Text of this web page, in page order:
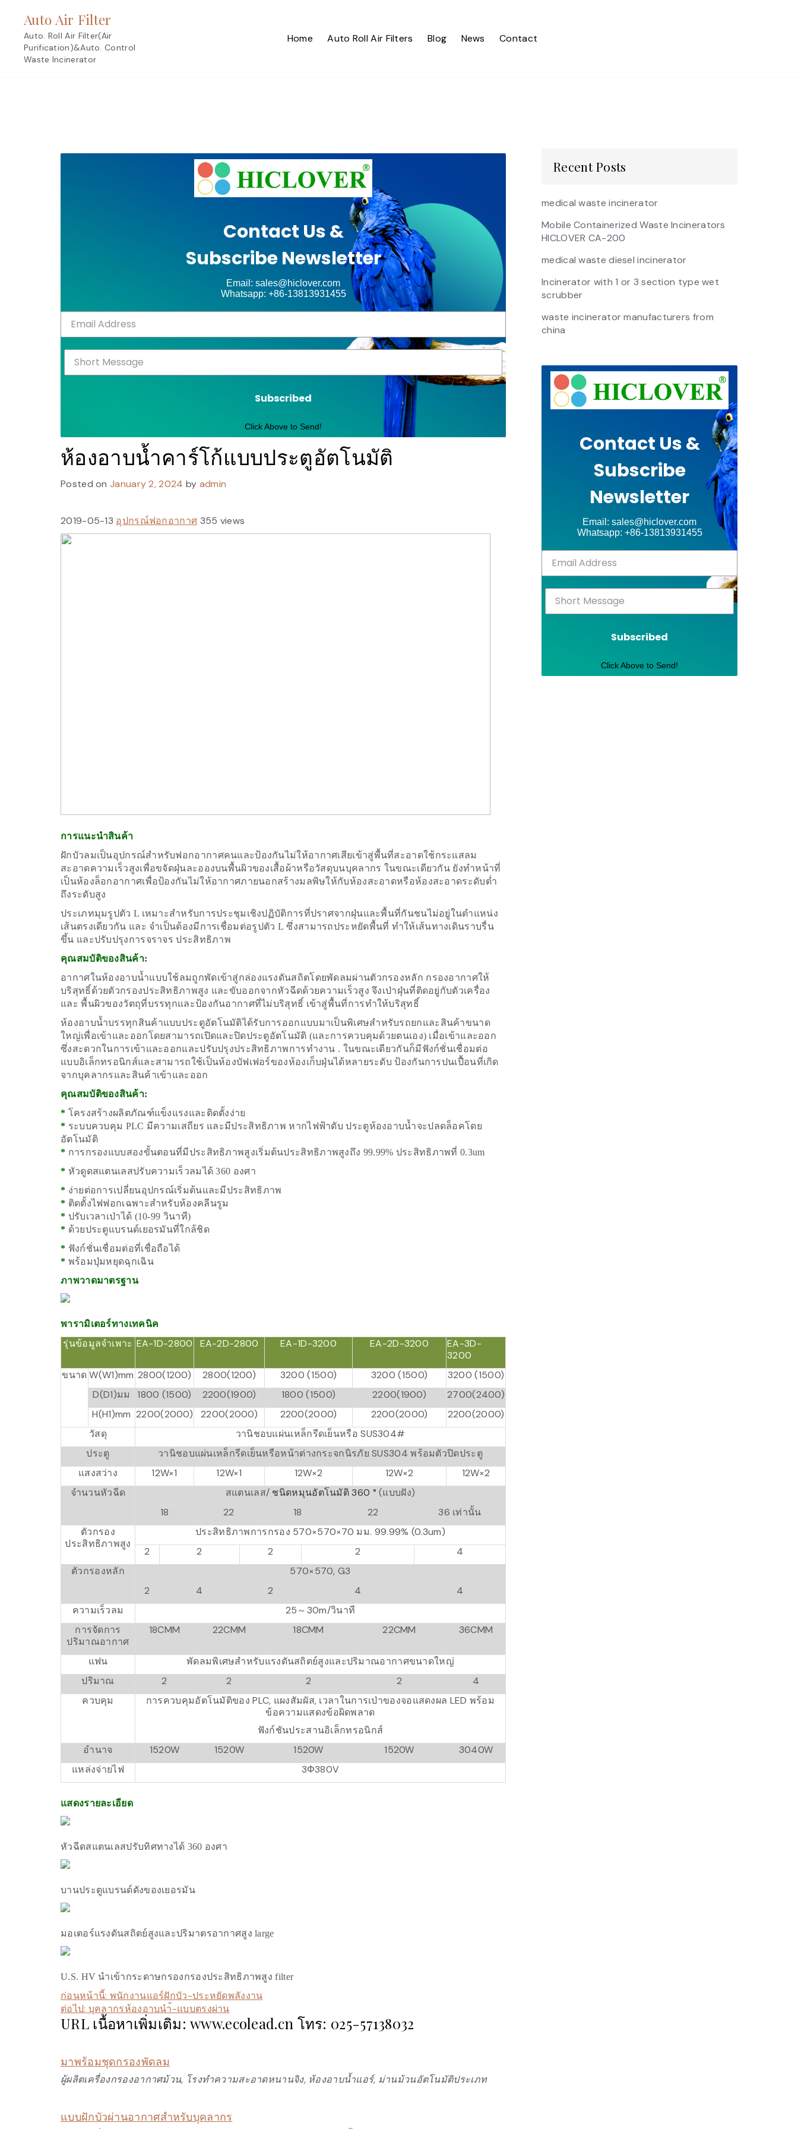
content
Auto Air Filter
Auto. Roll Air Filter(Air
Purification)&Auto. Control
Waste Incinerator
Home Auto Roll Air Filters Blog News Contact
Contact Us &
Subscribe Newsletter
Email: sales@hiclover.com
Whatsapp: +86-13813931455
Subscribed
Click Above to Send!
ห้องอาบน้ำคาร์โก้แบบประตูอัตโนมัติ
Posted onJanuary 2, 2024 by admin
2019-05-13 อุปกรณ์ฟอกอากาศ 355 views
การแนะนำสินค้า
ฝักบัวลมเป็นอุปกรณ์สำหรับฟอกอากาศคนและป้องกันไม่ให้อากาศเสียเข้าสู่พื้นที่สะอาดใช้กระแสลม
สะอาดความเร็วสูงเพื่อขจัดฝุ่นละอองบนพื้นผิวของเสื้อผ้าหรือวัสดุบนบุคลากร ในขณะเดียวกัน ยังทำหน้าที่
เป็นห้องล็อกอากาศเพื่อป้องกันไม่ให้อากาศภายนอกสร้างมลพิษให้กับห้องสะอาดหรือห้องสะอาดระดับต่ำ
ถึงระดับสูง
ประเภทมุมรูปตัว L เหมาะสำหรับการประชุมเชิงปฏิบัติการที่ปราศจากฝุ่นและพื้นที่กันชนไม่อยู่ในตำแหน่ง
เส้นตรงเดียวกัน และ จำเป็นต้องมีการเชื่อมต่อรูปตัว L ซึ่งสามารถประหยัดพื้นที่ ทำให้เส้นทางเดินราบรื่น
ขึ้น และปรับปรุงการจราจร ประสิทธิภาพ
คุณสมบัติของสินค้า:
อากาศในห้องอาบน้ำแบบใช้ลมถูกพัดเข้าสู่กล่องแรงดันสถิตโดยพัดลมผ่านตัวกรองหลัก กรองอากาศให้
บริสุทธิ์ด้วยตัวกรองประสิทธิภาพสูง และขับออกจากหัวฉีดด้วยความเร็วสูง จึงเป่าฝุ่นที่ติดอยู่กับตัวเครื่อง
และ พื้นผิวของวัตถุที่บรรทุกและป้องกันอากาศที่ไม่บริสุทธิ์ เข้าสู่พื้นที่การทำให้บริสุทธิ์
ห้องอาบน้ำบรรทุกสินค้าแบบประตูอัตโนมัติได้รับการออกแบบมาเป็นพิเศษสำหรับรถยกและสินค้าขนาด
ใหญ่เพื่อเข้าและออกโดยสามารถเปิดและปิดประตูอัตโนมัติ (และการควบคุมด้วยตนเอง) เมื่อเข้าและออก
ซึ่งสะดวกในการเข้าและออกและปรับปรุงประสิทธิภาพการทำงาน . ในขณะเดียวกันก็มีฟังก์ชั่นเชื่อมต่อ
แบบอิเล็กทรอนิกส์และสามารถใช้เป็นห้องบัฟเฟอร์ของห้องเก็บฝุ่นได้หลายระดับ ป้องกันการปนเปื้อนที่เกิด
จากบุคลากรและสินค้าเข้าและออก
คุณสมบัติของสินค้า:
* โครงสร้างผลิตภัณฑ์แข็งแรงและติดตั้งง่าย
* ระบบควบคุม PLC มีความเสถียร และมีประสิทธิภาพ หากไฟฟ้าดับ ประตูห้องอาบน้ำจะปลดล็อคโดย
อัตโนมัติ
* การกรองแบบสองขั้นตอนที่มีประสิทธิภาพสูงเริ่มต้นประสิทธิภาพสูงถึง 99.99% ประสิทธิภาพที่ 0.3um
* หัวดูดสแตนเลสปรับความเร็วลมได้ 360 องศา
* ง่ายต่อการเปลี่ยนอุปกรณ์เริ่มต้นและมีประสิทธิภาพ
* ติดตั้งไฟฟอกเฉพาะสำหรับห้องคลีนรูม
* ปรับเวลาเป่าได้ (10-99 วินาที)
* ด้วยประตูแบรนด์เยอรมันที่ใกล้ชิด
* ฟังก์ชั่นเชื่อมต่อที่เชื่อถือได้
* พร้อมปุ่มหยุดฉุกเฉิน
ภาพวาดมาตรฐาน
พารามิเตอร์ทางเทคนิค
รุ่นข้อมูลจำเพาะ EA-1D-2800 EA-2D-2800 EA-1D-3200 EA-2D-3200
EA-3D-
3200
ขนาด W(W1)mm 2800(1200) 2800(1200) 3200 (1500) 3200 (1500)
3200 (1500)
D(D1)มม
1800 (1500) 2200(1900) 1800 (1500) 2200(1900)
2700(2400)
H(H1)mm 2200(2000) 2200(2000) 2200(2000) 2200(2000)
2200(2000)
วัสดุ
วานิชอบแผ่นเหล็กรีดเย็นหรือ SUS304#
ประตู
วานิชอบแผ่นเหล็กรีดเย็นหรือหน้าต่างกระจกนิรภัย SUS304 พร้อมตัวปิดประตู
แสงสว่าง
12W×1 12W×1 12W×2 12W×2
12W×2
จำนวนหัวฉีด
สแตนเลส/ ชนิดหมุนอัตโนมัติ 360 ° (แบบฝัง)
18
22 18 22
36 เท่านั้น
ตัวกรอง
ประสิทธิภาพสูง
ประสิทธิภาพการกรอง 570×570×70 มม. 99.99% (0.3um)
2
2 2 2
4
ตัวกรองหลัก
570×570, G3
2
4 2 4
4
ความเร็วลม
25～30m/วินาที
การจัดการ
ปริมาณอากาศ
18CMM 22CMM 18CMM 22CMM 36CMM
แฟน
พัดลมพิเศษสำหรับแรงดันสถิตย์สูงและปริมาณอากาศขนาดใหญ่
ปริมาณ
2 2 2 2
4
ควบคุม
การควบคุมอัตโนมัติของ PLC, แผงสัมผัส, เวลาในการเป่าของจอแสดงผล LED พร้อม
ข้อความแสดงข้อผิดพลาด
ฟังก์ชันประสานอิเล็กทรอนิกส์
อำนาจ
1520W 1520W 1520W 1520W
3040W
แหล่งจ่ายไฟ
3Φ380V
แสดงรายละเอียด
หัวฉีดสแตนเลสปรับทิศทางได้ 360 องศา
บานประตูแบรนด์ดังของเยอรมัน
มอเตอร์แรงดันสถิตย์สูงและปริมาตรอากาศสูง large
U.S. HV นำเข้ากระดาษกรองกรองประสิทธิภาพสูง filter
ก่อนหน้านี้: พนักงานแอร์ฝักบัว-ประหยัดพลังงาน
ต่อไป: บุคลากรห้องอาบนำ้-แบบตรงผ่าน
URL เนื้อหาเพิ่มเติม: www.ecolead.cn โทร: 025-57138032
มาพร้อมชุดกรองพัดลม
ผู้ผลิตเครื่องกรองอากาศม้วน, โรงทำความสะอาดหนานจิง, ห้องอาบน้ำแอร์, ม่านม้วนอัตโนมัติประเภท
แบบฝักบัวผ่านอากาศสำหรับบุคลากร
Recent Posts
medical waste incinerator
Mobile Containerized Waste Incinerators
HICLOVER CA-200
medical waste diesel incinerator
Incinerator with 1 or 3 section type wet
scrubber
waste incinerator manufacturers from
china
Contact Us &
Subscribe
Newsletter
Email: sales@hiclover.com
Whatsapp: +86-13813931455
Subscribed
Click Above to Send!